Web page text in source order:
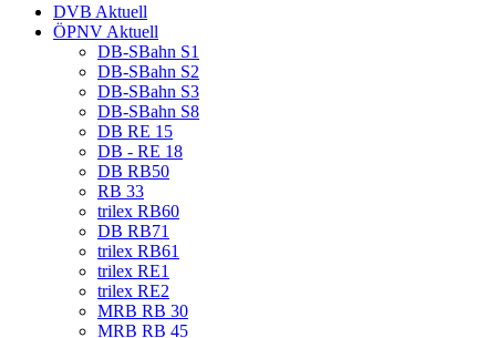
DVB Aktuell
ÖPNV Aktuell
DB-SBahn S1
DB-SBahn S2
DB-SBahn S3
DB-SBahn S8
DB RE 15
DB - RE 18
DB RB50
RB 33
trilex RB60
DB RB71
trilex RB61
trilex RE1
trilex RE2
MRB RB 30
MRB RB 45